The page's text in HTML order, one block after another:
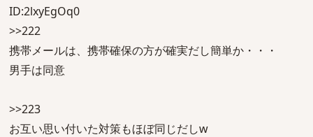
ID:2lxyEgOq0
>>222
携帯メールは、携帯確保の方が確実だし簡単か・・・
男手は同意
>>223
お互い思い付いた対策もほぼ同じだしw